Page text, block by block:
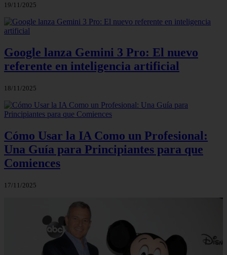
19/11/2025
Google lanza Gemini 3 Pro: El nuevo
referente en inteligencia artificial
18/11/2025
Cómo Usar la IA Como un Profesional:
Una Guía para Principiantes para que
Comiences
17/11/2025